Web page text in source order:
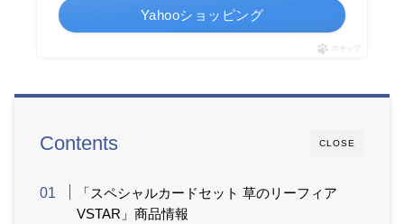
Yahooショッピング
ポチップ
CLOSE
Contents
「スペシャルカードセット 草のリーフィア
VSTAR」商品情報